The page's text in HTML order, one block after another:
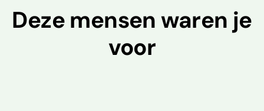
Deze mensen waren je
voor